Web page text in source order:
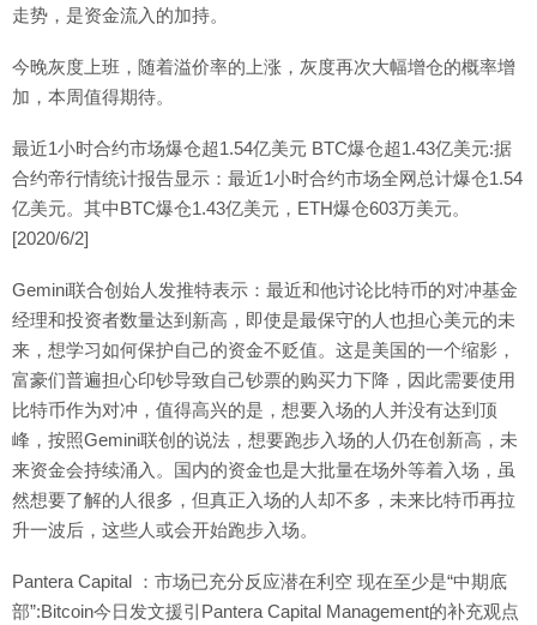
走势，是资金流入的加持。
今晚灰度上班，随着溢价率的上涨，灰度再次大幅增仓的概率增
加，本周值得期待。
最近1小时合约市场爆仓超1.54亿美元 BTC爆仓超1.43亿美元:据
合约帝行情统计报告显示：最近1小时合约市场全网总计爆仓1.54
亿美元。其中BTC爆仓1.43亿美元，ETH爆仓603万美元。
[2020/6/2]
Gemini联合创始人发推特表示：最近和他讨论比特币的对冲基金
经理和投资者数量达到新高，即使是最保守的人也担心美元的未
来，想学习如何保护自己的资金不贬值。这是美国的一个缩影，
富豪们普遍担心印钞导致自己钞票的购买力下降，因此需要使用
比特币作为对冲，值得高兴的是，想要入场的人并没有达到顶
峰，按照Gemini联创的说法，想要跑步入场的人仍在创新高，未
来资金会持续涌入。国内的资金也是大批量在场外等着入场，虽
然想要了解的人很多，但真正入场的人却不多，未来比特币再拉
升一波后，这些人或会开始跑步入场。
Pantera Capital ：市场已充分反应潜在利空 现在至少是“中期底
部”:Bitcoin今日发文援引Pantera Capital Management的补充观点